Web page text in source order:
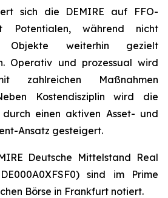
sich die DEMIRE auf FFO-
Potentialen, während nicht
Objekte weiterhin gezielt
Operativ und prozessual wird
zahlreichen Maßnahmen
Kostendisziplin wird die
einen aktiven Asset- und
Ansatz gesteigert.
Deutsche Mittelstand Real
sind im Prime
Börse in Frankfurt notiert.